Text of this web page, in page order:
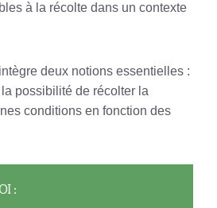
à la récolte dans un contexte
deux notions essentielles :
possibilité de récolter la
conditions en fonction des
: